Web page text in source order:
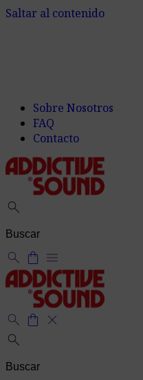
Saltar al contenido
Sobre Nosotros
FAQ
Contacto
search
search shopping_bag menu
search shopping_bag close
search